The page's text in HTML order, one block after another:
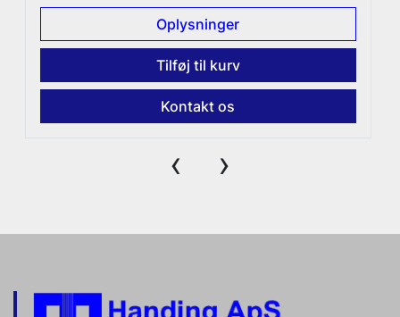
Oplysninger
Tilføj til kurv
Kontakt os
‹ ›